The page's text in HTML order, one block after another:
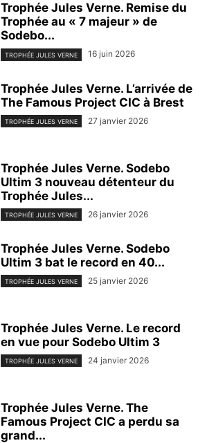
Trophée Jules Verne. Remise du
Trophée au « 7 majeur » de
Sodebo...
TROPHÉE JULES VERNE 16 juin 2026
Trophée Jules Verne. L’arrivée de
The Famous Project CIC à Brest
TROPHÉE JULES VERNE 27 janvier 2026
Trophée Jules Verne. Sodebo
Ultim 3 nouveau détenteur du
Trophée Jules...
TROPHÉE JULES VERNE 26 janvier 2026
Trophée Jules Verne. Sodebo
Ultim 3 bat le record en 40...
TROPHÉE JULES VERNE 25 janvier 2026
Trophée Jules Verne. Le record
en vue pour Sodebo Ultim 3
TROPHÉE JULES VERNE 24 janvier 2026
Trophée Jules Verne. The
Famous Project CIC a perdu sa
grand...